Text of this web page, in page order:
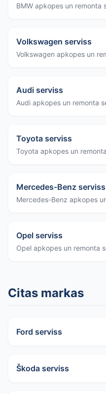
BMW apkopes un remonta
Volkswagen serviss
Volkswagen apkopes un
Audi serviss
Audi apkopes un remonta
Toyota serviss
Toyota apkopes un
Mercedes-Benz serviss
Mercedes-Benz apkopes
Opel serviss
Opel apkopes un remonta
Citas markas
Ford serviss
Škoda serviss